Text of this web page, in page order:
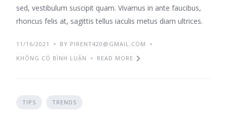
sed, vestibulum suscipit quam. Vivamus in ante faucibus,
rhoncus felis at, sagittis tellus iaculis metus diam ultrices.
11/16/2021
BY PIRENT420@GMAIL.COM
KHÔNG CÓ BÌNH LUẬN
READ MORE
TIPS TRENDS